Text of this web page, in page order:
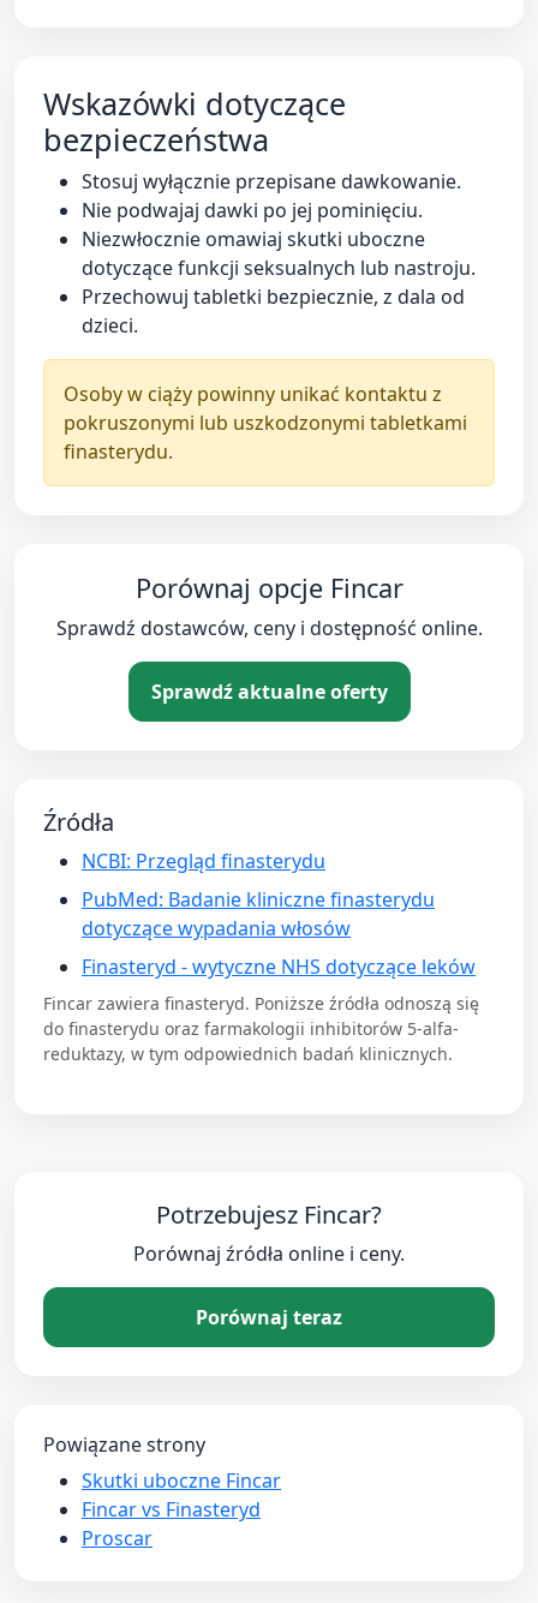
Wskazówki dotyczące
bezpieczeństwa
Stosuj wyłącznie przepisane dawkowanie.
Nie podwajaj dawki po jej pominięciu.
Niezwłocznie omawiaj skutki uboczne
dotyczące funkcji seksualnych lub nastroju.
Przechowuj tabletki bezpiecznie, z dala od
dzieci.
Osoby w ciąży powinny unikać kontaktu z
pokruszonymi lub uszkodzonymi tabletkami
finasterydu.
Porównaj opcje Fincar
Sprawdź dostawców, ceny i dostępność online.
Sprawdź aktualne oferty
Źródła
NCBI: Przegląd finasterydu
PubMed: Badanie kliniczne finasterydu
dotyczące wypadania włosów
Finasteryd - wytyczne NHS dotyczące leków
Fincar zawiera finasteryd. Poniższe źródła odnoszą się
do finasterydu oraz farmakologii inhibitorów 5-alfa-
reduktazy, w tym odpowiednich badań klinicznych.
Potrzebujesz Fincar?
Porównaj źródła online i ceny.
Porównaj teraz
Powiązane strony
Skutki uboczne Fincar
Fincar vs Finasteryd
Proscar